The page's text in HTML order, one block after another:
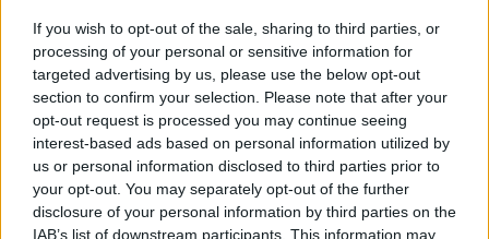
If you wish to opt-out of the sale, sharing to third parties, or
processing of your personal or sensitive information for
targeted advertising by us, please use the below opt-out
section to confirm your selection. Please note that after your
opt-out request is processed you may continue seeing
interest-based ads based on personal information utilized by
us or personal information disclosed to third parties prior to
your opt-out. You may separately opt-out of the further
disclosure of your personal information by third parties on the
IAB’s list of downstream participants. This information may
Desporto
Crossódromo das Lajes, em Fernão
Joanes, recebe no Sábado etapa do
Campeonato Nacional de Supercross
06/08/2026